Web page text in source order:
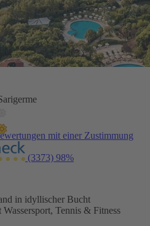
mit einer Zustimmung
(3373) 98%
in idyllischer Bucht
Tennis & Fitness